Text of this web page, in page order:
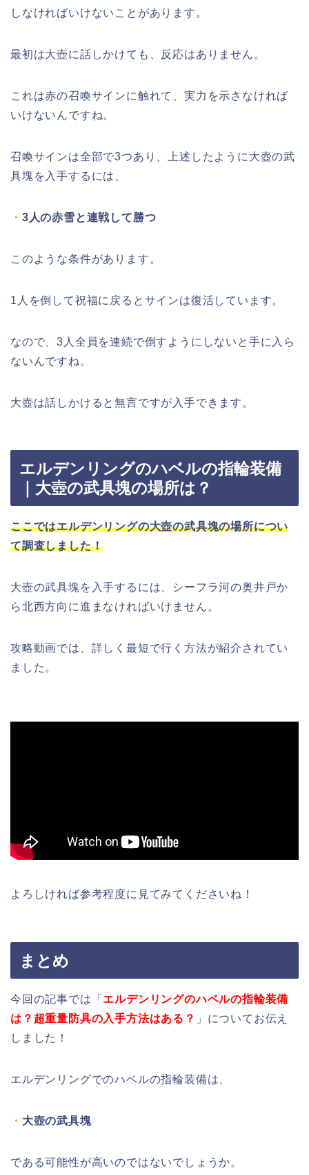
しなければいけないことがあります。
最初は大壺に話しかけても、反応はありません。
これは赤の召喚サインに触れて、実力を示さなければ
いけないんですね。
召喚サインは全部で3つあり、上述したように大壺の武
具塊を入手するには、
・ 3人の赤雪と連戦して勝つ
このような条件があります。
1人を倒して祝福に戻るとサインは復活しています。
なので、3人全員を連続で倒すようにしないと手に入ら
ないんですね。
大壺は話しかけると無言ですが入手できます。
エルデンリングのハベルの指輪装備
｜大壺の武具塊の場所は？
ここではエルデンリングの大壺の武具塊の場所につい
て調査しました！
大壺の武具塊を入手するには、シーフラ河の奥井戸か
ら北西方向に進まなければいけません。
攻略動画では、詳しく最短で行く方法が紹介されてい
ました。
よろしければ参考程度に見てみてくださいね！
まとめ
今回の記事では「 エルデンリングのハベルの指輪装備
は？超重量防具の入手方法はある？ 」についてお伝え
しました！
エルデンリングでのハベルの指輪装備は、
・ 大壺の武具塊
である可能性が高いのではないでしょうか。